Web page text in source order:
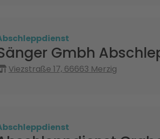
Gmbh
Viezstraße 17, 66663 Merzig